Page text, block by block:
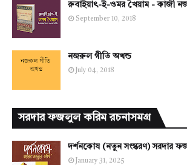
রুবাইয়াৎ-ই-ওমর খৈয়াম - কাজী
September 10, 2018
নজরুল গীতি অখন্ড
July 04, 2018
সরদার ফজলুল করিম রচনাসমগ্র
দর্শনকোষ (নতুন সংস্করণ) সরদার
January 31, 2025